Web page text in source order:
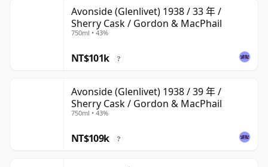
Avonside (Glenlivet) 1938 / 33 年 /
Sherry Cask / Gordon & MacPhail
750ml • 43%
NT$101k ?
Avonside (Glenlivet) 1938 / 39 年 /
Sherry Cask / Gordon & MacPhail
750ml • 43%
NT$109k ?